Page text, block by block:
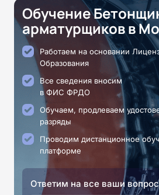
Обучение
арматурщиков в
Работаем на основании
Образования
Все сведения вносим
в ФИС ФРДО
Обучаем, продлеваем
разряды
Проводим дистанционное
платформе
Ответим на все ваши